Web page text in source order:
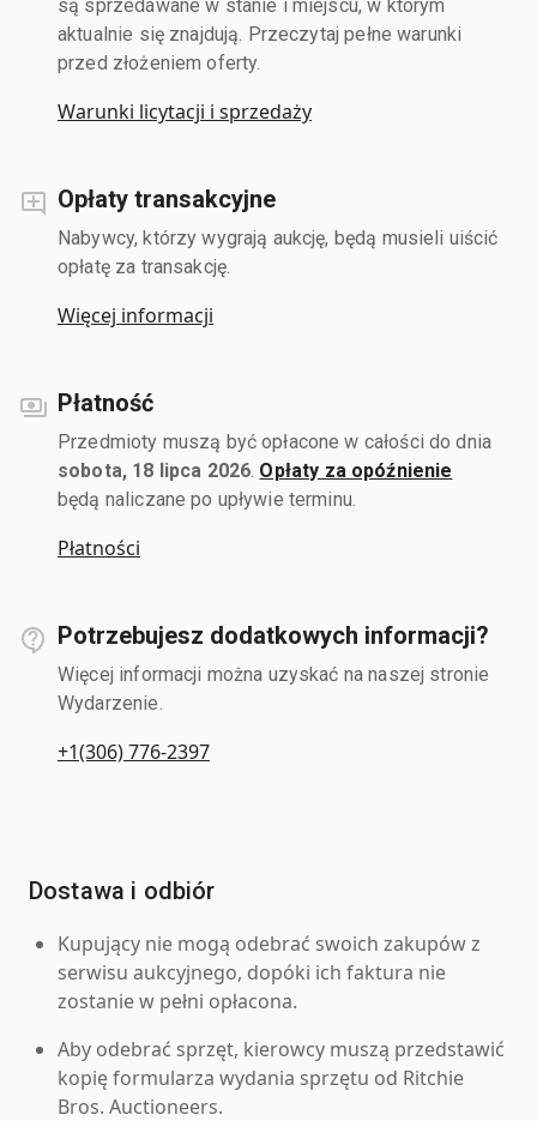
są sprzedawane w stanie i miejscu, w którym
aktualnie się znajdują. Przeczytaj pełne warunki
przed złożeniem oferty.
Warunki licytacji i sprzedaży
Opłaty transakcyjne
Nabywcy, którzy wygrają aukcję, będą musieli uiścić
opłatę za transakcję.
Więcej informacji
Płatność
Przedmioty muszą być opłacone w całości do dnia
sobota, 18 lipca 2026 Opłaty za opóźnienie
będą naliczane po upływie terminu.
Płatności
Potrzebujesz dodatkowych informacji?
Więcej informacji można uzyskać na naszej stronie
Wydarzenie.
+1(306) 776-2397
Dostawa i odbiór
Kupujący nie mogą odebrać swoich zakupów z
serwisu aukcyjnego, dopóki ich faktura nie
zostanie w pełni opłacona.
Aby odebrać sprzęt, kierowcy muszą przedstawić
kopię formularza wydania sprzętu od Ritchie
Bros. Auctioneers.